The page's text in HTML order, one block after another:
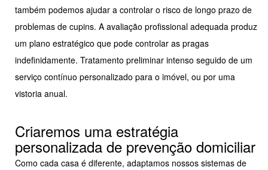
também podemos ajudar a controlar o risco de longo prazo de
problemas de cupins. A avaliação profissional adequada produz
um plano estratégico que pode controlar as pragas
indefinidamente. Tratamento preliminar intenso seguido de um
serviço contínuo personalizado para o imóvel, ou por uma
vistoria anual.
Criaremos uma estratégia
personalizada de prevenção domiciliar
Como cada casa é diferente, adaptamos nossos sistemas de